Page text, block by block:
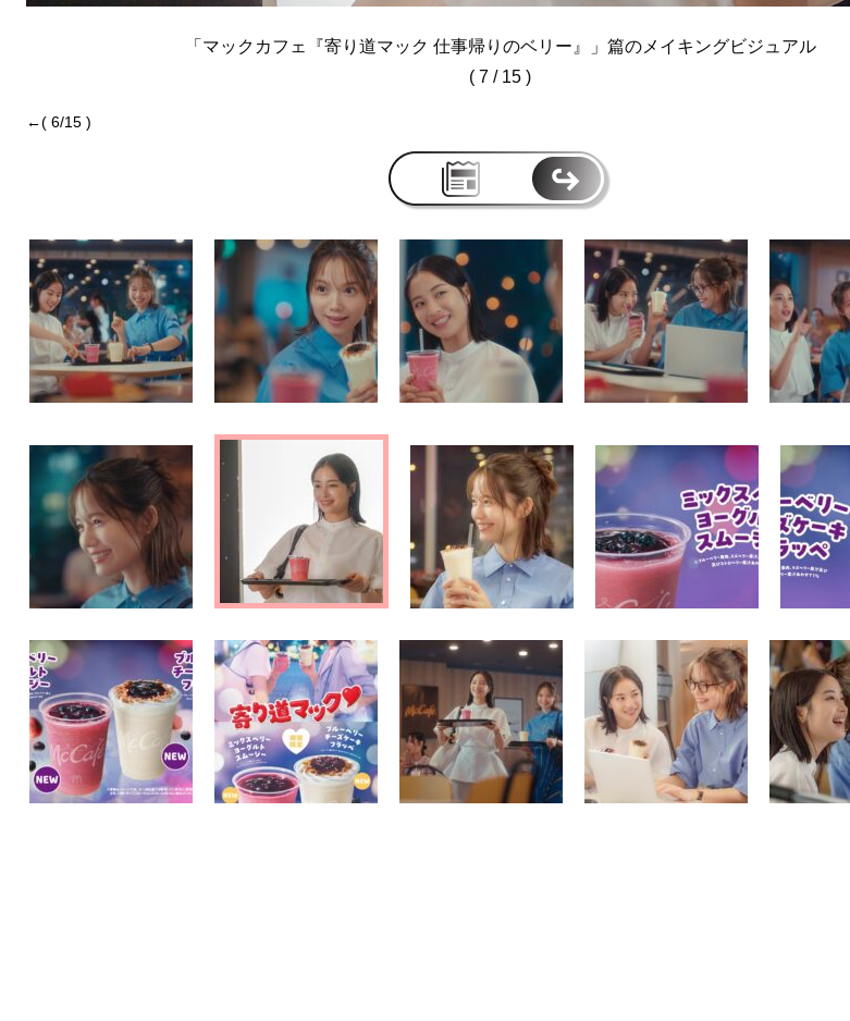
「マックカフェ『寄り道マック 仕事帰りのベリー』」篇のメイキングビジュアル
( 7 / 15 )
←( 6/15 )